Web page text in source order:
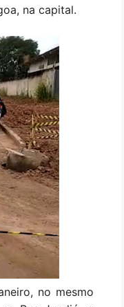
na capital.
no mesmo